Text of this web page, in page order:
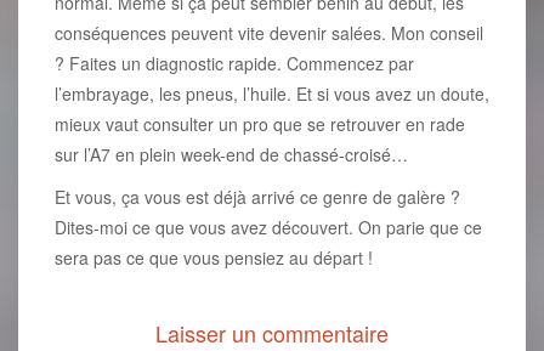
conséquences peuvent vite devenir salées. Mon conseil
? Faites un diagnostic rapide. Commencez par
l’embrayage, les pneus, l’huile. Et si vous avez un doute,
mieux vaut consulter un pro que se retrouver en rade
sur l’A7 en plein week-end de chassé-croisé…
Et vous, ça vous est déjà arrivé ce genre de galère ?
Dites-moi ce que vous avez découvert. On parie que ce
sera pas ce que vous pensiez au départ !
Laisser un commentaire